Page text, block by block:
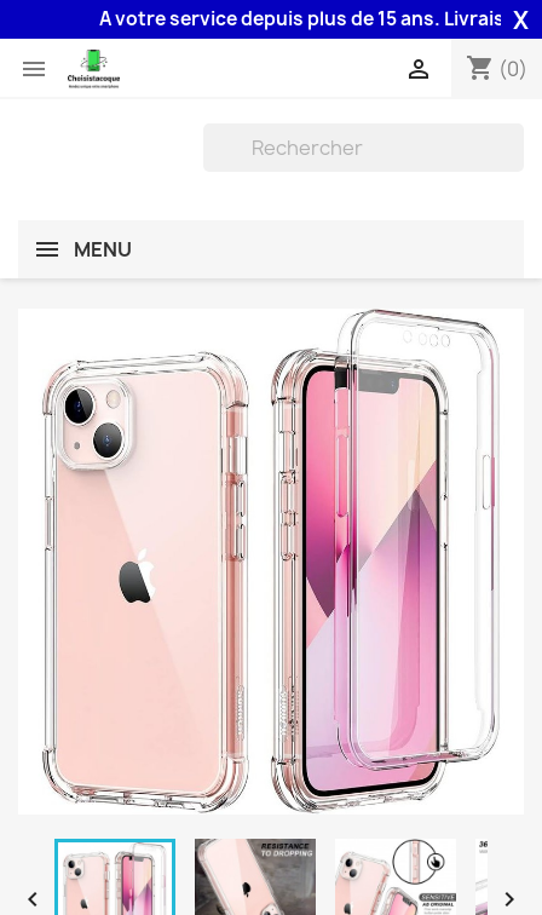
A votre service depuis plus de 15 ans. Livraison X
 shopping_cart (0)

MENU
 